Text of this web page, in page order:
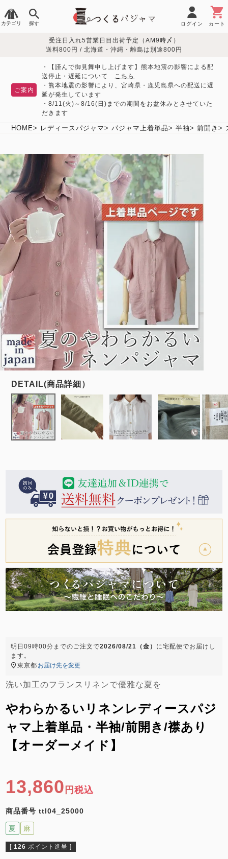
カテゴリ 探す ログイン カート
レディースパジャマ
春 秋 冬
メンズパジャマ
春 夏
ガールズパジャマ
夏 秋
ボーイズパジャマ
売れ筋ランキング
- Item Ranking -
生地で
さがす
オーガニック素材 ガーゼ サテン織り
サッカー/ちぢみ 楊
柳
ニット/ストレッチ 起毛/フランネル
柄物
売れ筋ランキング
- Item Ranking -
新着商品
すべての生地一覧はこちら
目的別で
さがす
敏感肌用
パジャマ
入院・介護
胸が目立たない
マタニティ
パジャマ
ペアで
そろえたい
眠れる作務衣特集
体型別におすすめパジ
年齢別におすすめパジ
ャマ
ルームウェア
インナーウェア 生活雑貨 カタログギフト
売れ筋ランキング
- Item Ranking -
新着商品
- New Arrival -
デザインで
さがす
ィース
パジャマ
前開き かぶり
作務衣 胸がすけない
羽織・バスロ
ーブ
上着単品
すべてのメン
ズ
パジャマ
作務衣
羽織・バスロ
ーブ
ズボン単品
ズ
ガールズ前開
ガールズかぶ
ボーイズ長袖
夏パジャマ特集 つくるパジャマとは
お支払い・送料・配送
について
返品・交換について
お買い物ガイド 安心の日本製
SDGsの取り組み
受注日入れ5営業日目出荷予定（AM9時〆）
送料800円 / 北海道・沖縄・離島は別途800円
ご案内
・【謹んで御見舞申し上げます】熊本地震の影響による配
送停止・遅延について こちら
・熊本地震の影響により、宮崎県・鹿児島県への配送に遅
延が発生しています
・8/11(火)～8/16(日)までの期間をお盆休みとさせていた
だきます
HOME レディースパジャマ パジャマ上着単品 半袖 前開き
明日09時00分 までのご注文で2026/08/21（金） に宅配便でお届けし
ます。
東京都 お届け先を変更
洗い加工のフランスリネンで優雅な夏を
やわらかるいリネンレディースパジ
ャマ上着単品・半袖/前開き/襟あり
【オーダーメイド】
13,860 税込
商品番号 ttl04_25000
夏 麻
[ 126 ポイント進呈 ]